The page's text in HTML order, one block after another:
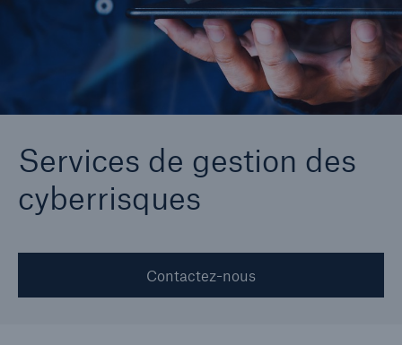
Services de gestion des
cyberrisques
Contactez-nous
Zeguro Cyber Safety